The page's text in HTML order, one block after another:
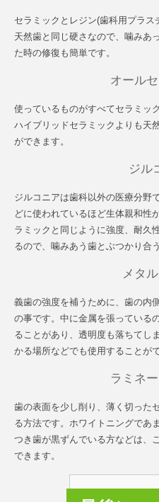
セラミックとレジン(歯科用プラス
天然歯と同じ硬さなので、噛みあ
た時の修復も簡単です。
オール
使っているものがすべてセラミッ
ハイブリッドセラミックよりも天
ができます。
ジル
ジルコニアは歯科以外の医療分野
どに使われているほど生体親和性
ラミックと同じように強度、耐久
るので、噛みあう歯とぶつかり合
メタ
義歯の強度を補うために、歯の内
の事です。中に金属を張っている
ることがあり、透明度も落ちてし
かる場所などでも使用することが
ラミネ
歯の表面を少し削り、薄く切った
る方法です。ホワイトニングであ
つき歯が黒ずんでいる方などは、
できます。